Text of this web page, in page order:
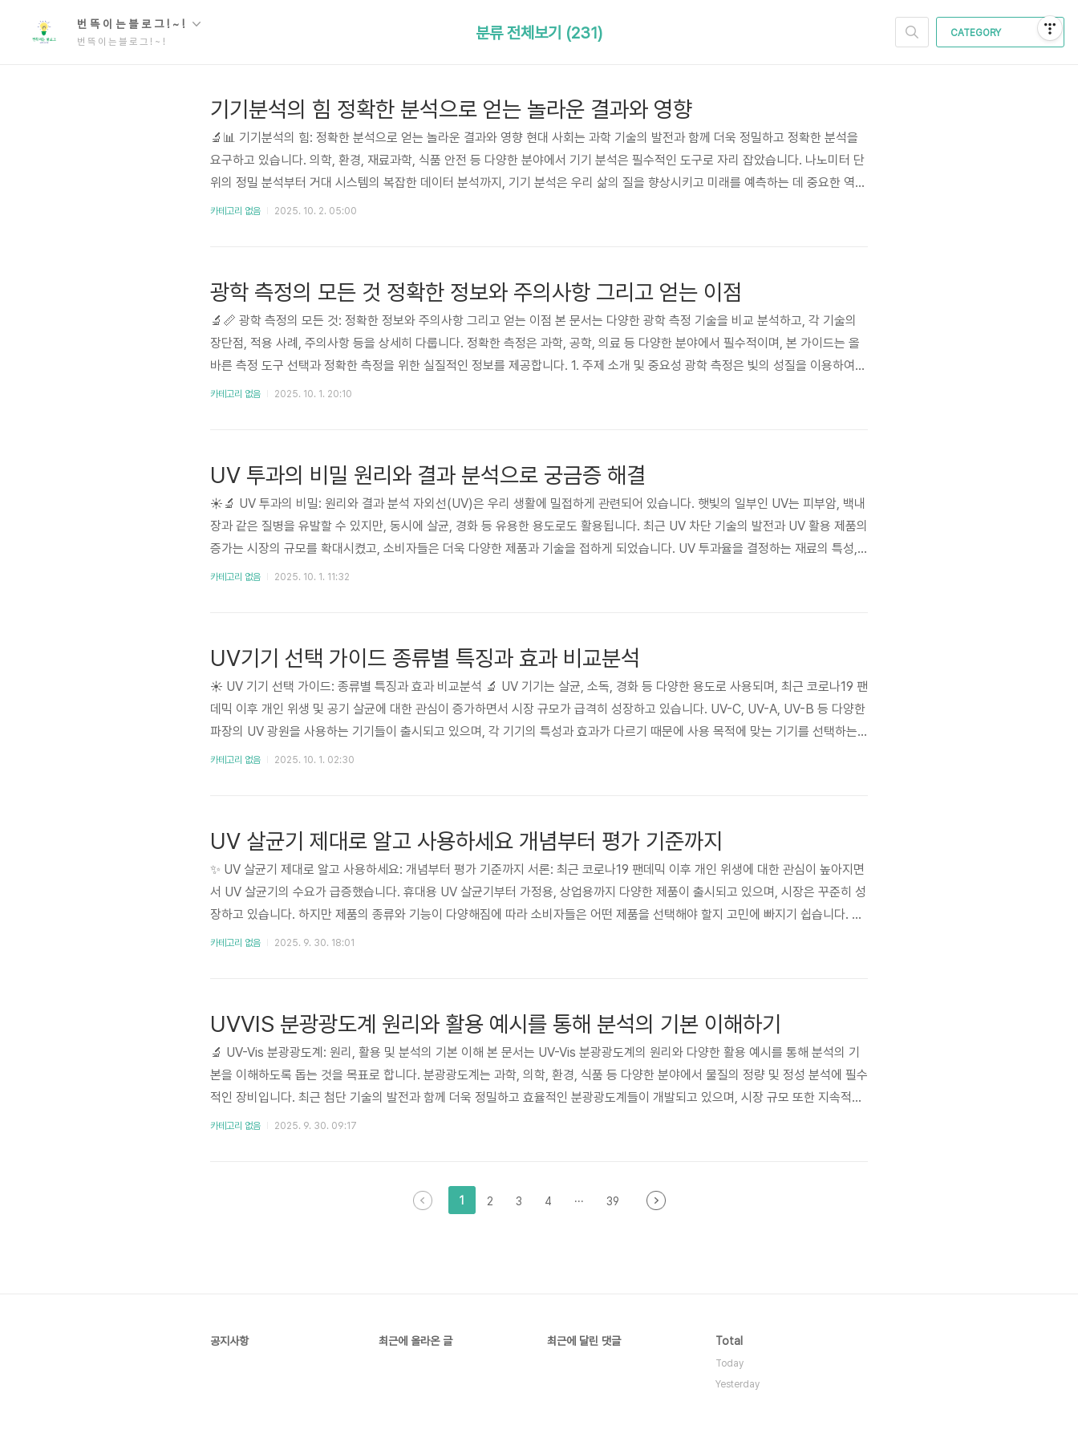
번 뜩 이 는 블 로 그 ! ~ !
번 뜩 이 는 블 로 그 ! ~ !
CATEGORY
분류 전체보기 (231)
기기분석의 힘 정확한 분석으로 얻는 놀라운 결과와 영향
🔬📊 기기분석의 힘: 정확한 분석으로 얻는 놀라운 결과와 영향 현대 사회는 과학 기술의 발전과 함께 더욱 정밀하고 정확한 분석을
요구하고 있습니다. 의학, 환경, 재료과학, 식품 안전 등 다양한 분야에서 기기 분석은 필수적인 도구로 자리 잡았습니다. 나노미터 단
위의 정밀 분석부터 거대 시스템의 복잡한 데이터 분석까지, 기기 분석은 우리 삶의 질을 향상시키고 미래를 예측하는 데 중요한 역할
을 수행합니다. 최근 몇 년 동안 기기 분석 기술의 급속한 발전은 분석의 속도와 정확도를 비약적으로 향상시켰고, 이는 다양한 산업
카테고리 없음 2025. 10. 2. 05:00
광학 측정의 모든 것 정확한 정보와 주의사항 그리고 얻는 이점
🔬📏 광학 측정의 모든 것: 정확한 정보와 주의사항 그리고 얻는 이점 본 문서는 다양한 광학 측정 기술을 비교 분석하고, 각 기술의
장단점, 적용 사례, 주의사항 등을 상세히 다룹니다. 정확한 측정은 과학, 공학, 의료 등 다양한 분야에서 필수적이며, 본 가이드는 올
바른 측정 도구 선택과 정확한 측정을 위한 실질적인 정보를 제공합니다. 1. 주제 소개 및 중요성 광학 측정은 빛의 성질을 이용하여
물체의 크기, 형상, 거리, 속도 등 다양한 물리량을 측정하는 기술입니다. 최근 첨단 기술 발전과 함께 광학 센서, 레이저 기술, 이미지
카테고리 없음 2025. 10. 1. 20:10
UV 투과의 비밀 원리와 결과 분석으로 궁금증 해결
☀️🔬 UV 투과의 비밀: 원리와 결과 분석 자외선(UV)은 우리 생활에 밀접하게 관련되어 있습니다. 햇빛의 일부인 UV는 피부암, 백내
장과 같은 질병을 유발할 수 있지만, 동시에 살균, 경화 등 유용한 용도로도 활용됩니다. 최근 UV 차단 기술의 발전과 UV 활용 제품의
증가는 시장의 규모를 확대시켰고, 소비자들은 더욱 다양한 제품과 기술을 접하게 되었습니다. UV 투과율을 결정하는 재료의 특성,
UV 차단 기술의 종류, 그리고 UV의 생활 속 활용 등에 대한 이해는 건강과 안전, 그리고 산업적 측면에서 매우 중요합니다. 이 글에서
카테고리 없음 2025. 10. 1. 11:32
UV기기 선택 가이드 종류별 특징과 효과 비교분석
☀️ UV 기기 선택 가이드: 종류별 특징과 효과 비교분석 🔬 UV 기기는 살균, 소독, 경화 등 다양한 용도로 사용되며, 최근 코로나19 팬
데믹 이후 개인 위생 및 공기 살균에 대한 관심이 증가하면서 시장 규모가 급격히 성장하고 있습니다. UV-C, UV-A, UV-B 등 다양한
파장의 UV 광원을 사용하는 기기들이 출시되고 있으며, 각 기기의 특성과 효과가 다르기 때문에 사용 목적에 맞는 기기를 선택하는
것이 중요합니다. 소비자들은 제품 사양과 성능, 가격 등을 비교 분석하여 자신에게 적합한 기기를 선택해야 하며, 잘못된 선택은 효
카테고리 없음 2025. 10. 1. 02:30
UV 살균기 제대로 알고 사용하세요 개념부터 평가 기준까지
✨ UV 살균기 제대로 알고 사용하세요: 개념부터 평가 기준까지 서론: 최근 코로나19 팬데믹 이후 개인 위생에 대한 관심이 높아지면
서 UV 살균기의 수요가 급증했습니다. 휴대용 UV 살균기부터 가정용, 상업용까지 다양한 제품이 출시되고 있으며, 시장은 꾸준히 성
장하고 있습니다. 하지만 제품의 종류와 기능이 다양해짐에 따라 소비자들은 어떤 제품을 선택해야 할지 고민에 빠지기 쉽습니다. 본
가이드에서는 UV 살균기의 원리, 시장 현황, 주요 제품 비교 분석, 그리고 현명한 구매를 위한 팁까지 자세하게 알아보겠습니다. 🦠
카테고리 없음 2025. 9. 30. 18:01
UVVIS 분광광도계 원리와 활용 예시를 통해 분석의 기본 이해하기
🔬 UV-Vis 분광광도계: 원리, 활용 및 분석의 기본 이해 본 문서는 UV-Vis 분광광도계의 원리와 다양한 활용 예시를 통해 분석의 기
본을 이해하도록 돕는 것을 목표로 합니다. 분광광도계는 과학, 의학, 환경, 식품 등 다양한 분야에서 물질의 정량 및 정성 분석에 필수
적인 장비입니다. 최근 첨단 기술의 발전과 함께 더욱 정밀하고 효율적인 분광광도계들이 개발되고 있으며, 시장 규모 또한 지속적으
로 성장하고 있습니다. 특히, 환경 모니터링, 의료 진단, 신약 개발 등의 분야에서 그 중요성이 더욱 부각되고 있습니다. 이러한 시장의
카테고리 없음 2025. 9. 30. 09:17
1 2 3 4 ··· 39
공지사항 최근에 올라온 글 최근에 달린 댓글 Total
Today
Yesterday